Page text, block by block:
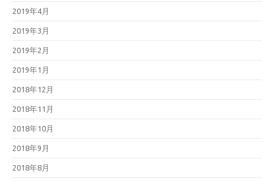
2019年4月
2019年3月
2019年2月
2019年1月
2018年12月
2018年11月
2018年10月
2018年9月
2018年8月